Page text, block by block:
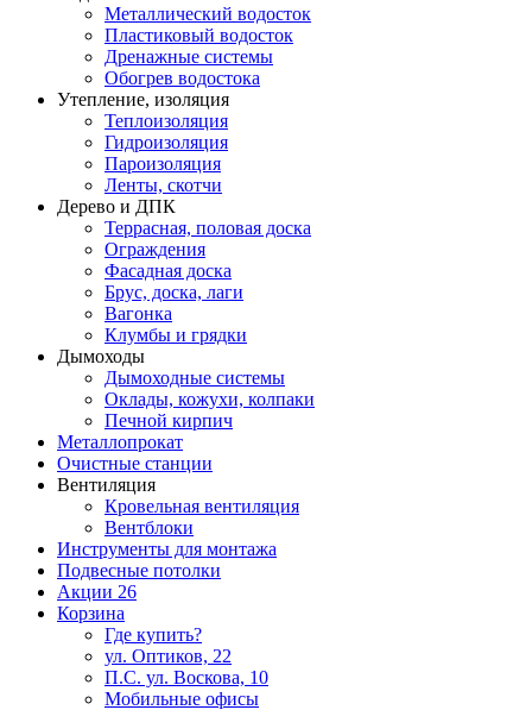
Металлический водосток
Пластиковый водосток
Дренажные системы
Обогрев водостока
Утепление, изоляция
Теплоизоляция
Гидроизоляция
Пароизоляция
Ленты, скотчи
Дерево и ДПК
Террасная, половая доска
Ограждения
Фасадная доска
Брус, доска, лаги
Вагонка
Клумбы и грядки
Дымоходы
Дымоходные системы
Оклады, кожухи, колпаки
Печной кирпич
Металлопрокат
Очистные станции
Вентиляция
Кровельная вентиляция
Вентблоки
Инструменты для монтажа
Подвесные потолки
Акции 26
Корзина
Где купить?
ул. Оптиков, 22
П.С. ул. Воскова, 10
Мобильные офисы